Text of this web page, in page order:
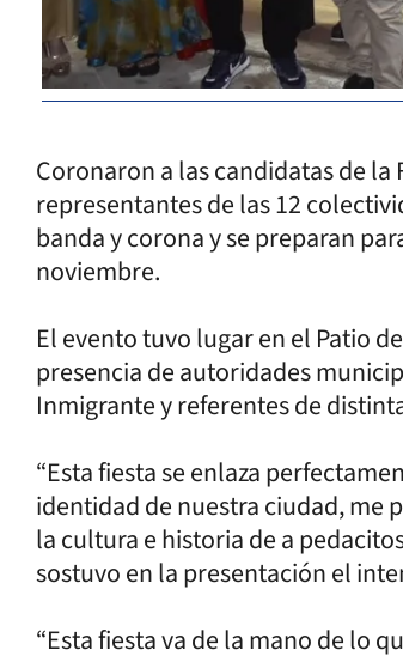
Coronaron a las candidatas de
representantes de las 12
banda y corona y se preparan
noviembre.
El evento tuvo lugar en el Patio
presencia de autoridades
Inmigrante y referentes de
“Esta fiesta se enlaza
identidad de nuestra ciudad, me
la cultura e historia de a
sostuvo en la presentación el
“Esta fiesta va de la mano de lo